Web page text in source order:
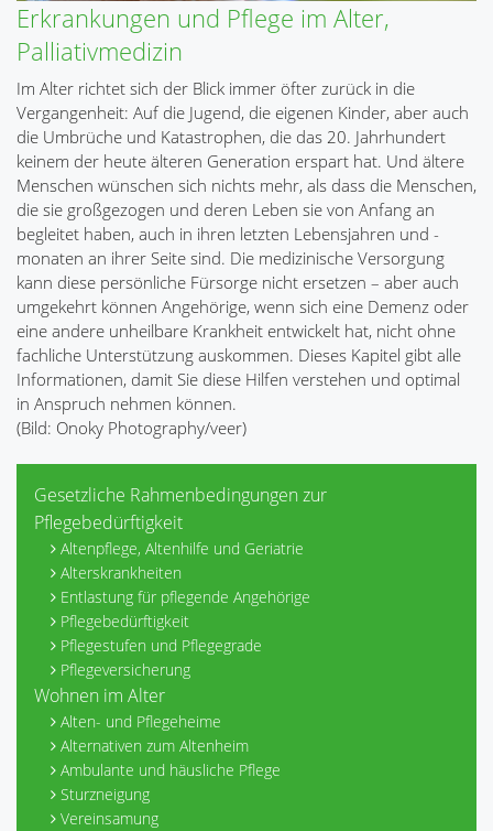
Erkrankungen und Pflege im Alter,
Palliativmedizin
Im Alter richtet sich der Blick immer öfter zurück in die
Vergangenheit: Auf die Jugend, die eigenen Kinder, aber auch
die Umbrüche und Katastrophen, die das 20. Jahrhundert
keinem der heute älteren Generation erspart hat. Und ältere
Menschen wünschen sich nichts mehr, als dass die Menschen,
die sie großgezogen und deren Leben sie von Anfang an
begleitet haben, auch in ihren letzten Lebensjahren und -
monaten an ihrer Seite sind. Die medizinische Versorgung
kann diese persönliche Fürsorge nicht ersetzen – aber auch
umgekehrt können Angehörige, wenn sich eine Demenz oder
eine andere unheilbare Krankheit entwickelt hat, nicht ohne
fachliche Unterstützung auskommen. Dieses Kapitel gibt alle
Informationen, damit Sie diese Hilfen verstehen und optimal
in Anspruch nehmen können.
(Bild: Onoky Photography/veer)
Gesetzliche Rahmenbedingungen zur
Pflegebedürftigkeit
Altenpflege, Altenhilfe und Geriatrie
Alterskrankheiten
Entlastung für pflegende Angehörige
Pflegebedürftigkeit
Pflegestufen und Pflegegrade
Pflegeversicherung
Wohnen im Alter
Alten- und Pflegeheime
Alternativen zum Altenheim
Ambulante und häusliche Pflege
Sturzneigung
Vereinsamung